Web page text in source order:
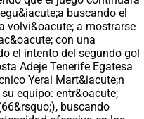
buscando el
volvi&oacute; a mostrarse
con una
el intento del segundo gol
Adeje Tenerife Egatesa
Yerai Mart&iacute;n
equipo: entr&oacute;
buscando